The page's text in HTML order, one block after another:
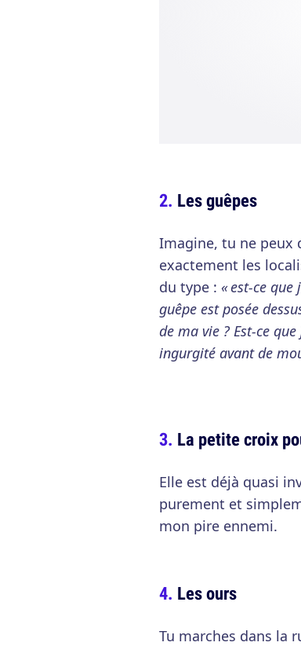
Les guêpes
Imagine, tu ne peux
exactement les
du type : « est-ce
guêpe est posée
de ma vie ? Est-ce
ingurgité avant de
La petite croix
Elle est déjà quasi
purement et
mon pire ennemi.
Les ours
Tu marches dans la